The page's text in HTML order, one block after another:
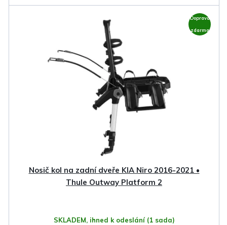
Doprava
zdarma
Nosič kol na zadní dveře KIA Niro 2016-2021 •
Thule Outway Platform 2
SKLADEM, ihned k odeslání (1 sada)